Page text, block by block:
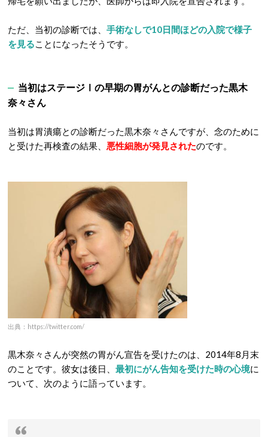
ただ、当初の診断では、 手術なしで10日間ほどの入院で様子
を見ることになったそうです。
当初はステージⅠの早期の胃がんとの診断だった黒木
奈々さん
当初は胃潰瘍との診断だった黒木奈々さんですが、念のために
と受けた再検査の結果、 悪性細胞が発見されたのです。
出典：https://twitter.com/
黒木奈々さんが突然の胃がん宣告を受けたのは、2014年8月末
のことです。彼女は後日、 最初にがん告知を受けた時の心境に
ついて、次のように語っています。